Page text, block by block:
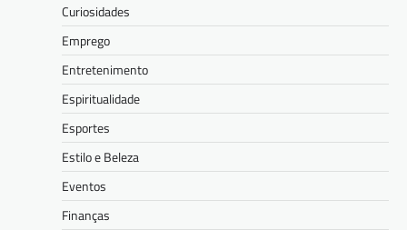
Curiosidades
Emprego
Entretenimento
Espiritualidade
Esportes
Estilo e Beleza
Eventos
Finanças